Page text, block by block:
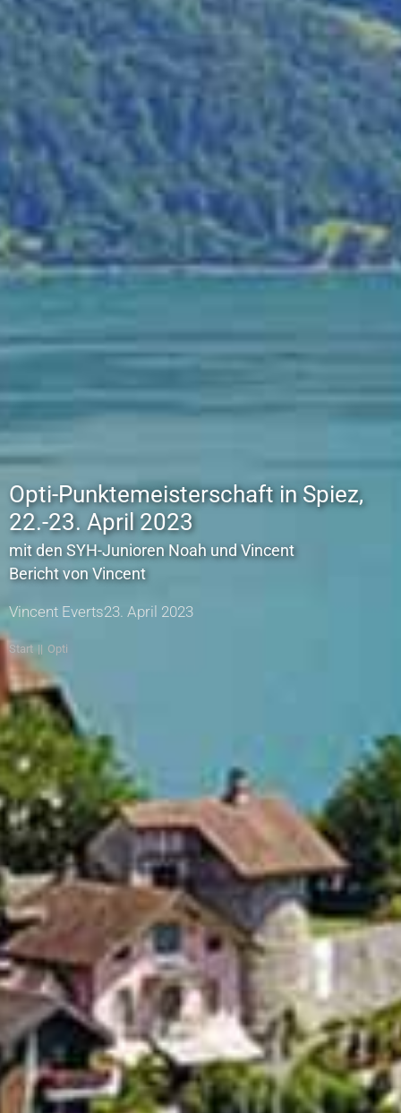
Opti-Punktemeisterschaft in Spiez,
22.-23. April 2023
mit den SYH-Junioren Noah und Vincent
Bericht von Vincent
Vincent Everts23. April 2023
Sie befinden sich hier:
Start Opti